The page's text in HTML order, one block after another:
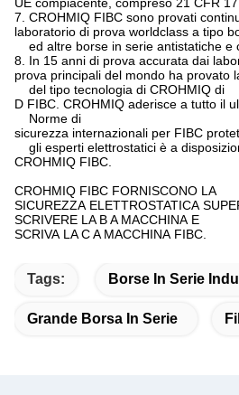
7. CROHMIQ FIBC sono provati
laboratorio di prova worldclass a tipo
ed altre borse in serie antistatiche e
8. In 15 anni di prova accurata dai
prova principali del mondo ha provato
del tipo tecnologia di CROHMIQ di
D FIBC. CROHMIQ aderisce a tutto il
Norme di
sicurezza internazionali per FIBC
gli esperti elettrostatici è a
CROHMIQ FIBC.
CROHMIQ FIBC FORNISCONO LA
SICUREZZA ELETTROSTATICA
SCRIVERE LA B A MACCHINA E
SCRIVA LA C A MACCHINA FIBC.
Tags: Borse In Serie
Grande Borsa In Serie